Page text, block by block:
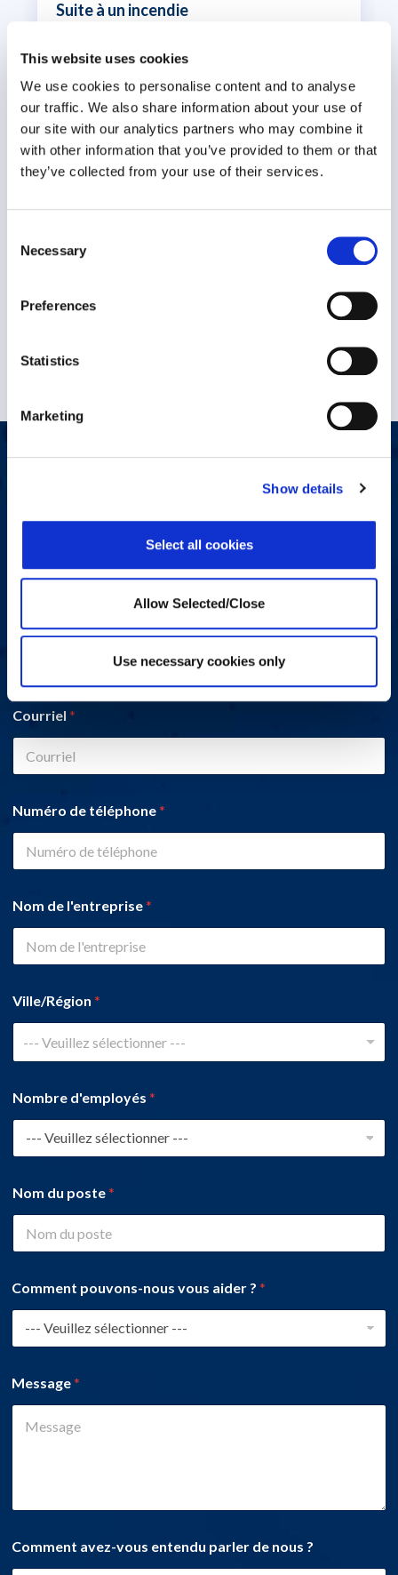
This website uses cookies
We use cookies to personalise content and to analyse
our traffic. We also share information about your use of
our site with our analytics partners who may combine it
with other information that you’ve provided to them or that
they’ve collected from your use of their services.
Selection
Necessary
Preferences
Statistics
Marketing
Show details
Select all cookies
Allow Selected/Close
Use necessary cookies only
Suite à un incendie
Une famille composée d’un couple et de trois
19 avril 2024
Veuillez remplir le formulaire ci-dessous et un représentant de
Workplace Options vous contactera.
First Last
Courriel *
Numéro de téléphone*
Nom de l'entreprise*
Ville/Région *
--- Veuillez sélectionner ---
Nombre d'employés *
Nom du poste*
Comment pouvons-nous vous aider ? *
Message*
Comment avez-vous entendu parler de nous ?